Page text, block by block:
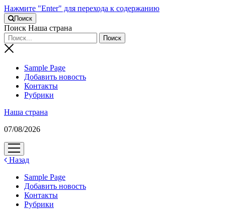
Нажмите "Enter" для перехода к содержанию
Поиск
Поиск Наша страна
Sample Page
Добавить новость
Контакты
Рубрики
Наша страна
07/08/2026
открыть
меню
Назад
Sample Page
Добавить новость
Контакты
Рубрики